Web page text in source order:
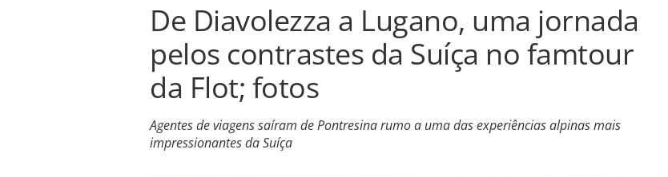
De Diavolezza a Lugano, uma jornada
pelos contrastes da Suíça no famtour
da Flot; fotos
Agentes de viagens saíram de Pontresina rumo a uma das experiências alpinas mais
impressionantes da Suíça